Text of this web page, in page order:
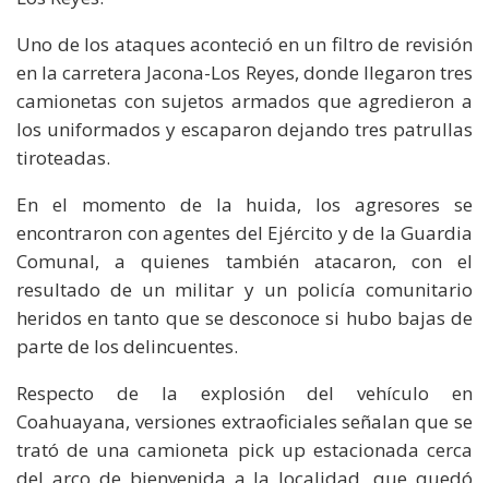
Uno de los ataques aconteció en un filtro de revisión
en la carretera Jacona-Los Reyes, donde llegaron tres
camionetas con sujetos armados que agredieron a
los uniformados y escaparon dejando tres patrullas
tiroteadas.
En el momento de la huida, los agresores se
encontraron con agentes del Ejército y de la Guardia
Comunal, a quienes también atacaron, con el
resultado de un militar y un policía comunitario
heridos en tanto que se desconoce si hubo bajas de
parte de los delincuentes.
Respecto de la explosión del vehículo en
Coahuayana, versiones extraoficiales señalan que se
trató de una camioneta pick up estacionada cerca
del arco de bienvenida a la localidad, que quedó